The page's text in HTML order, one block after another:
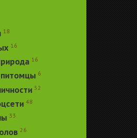
18
16
16
6
52
48
33
26